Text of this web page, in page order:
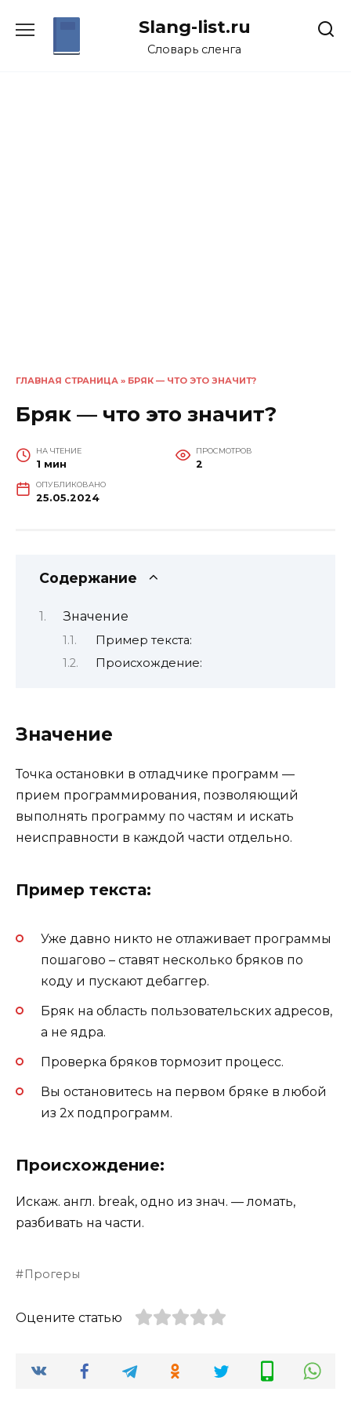
Slang-list.ru
Словарь сленга
ГЛАВНАЯ СТРАНИЦА » БРЯК — ЧТО ЭТО ЗНАЧИТ?
Бряк — что это значит?
НА ЧТЕНИЕ
1 мин
ПРОСМОТРОВ
2
ОПУБЛИКОВАНО
25.05.2024
Содержание
Значение
Пример текста:
Происхождение:
Значение
Точка остановки в отладчике программ —
прием программирования, позволяющий
выполнять программу по частям и искать
неисправности в каждой части отдельно.
Пример текста:
Уже давно никто не отлаживает программы
пошагово – ставят несколько бряков по
коду и пускают дебаггер.
Бряк на область пользовательских адресов,
а не ядра.
Проверка бряков тормозит процесс.
Вы остановитесь на первом бряке в любой
из 2х подпрограмм.
Происхождение:
Искаж. англ. break, одно из знач. — ломать,
разбивать на части.
Прогеры
Оцените статью